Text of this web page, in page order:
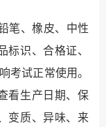
笔、橡皮、中性
标识、合格证、
考试正常使用。
看生产日期、保
变质、异味、来